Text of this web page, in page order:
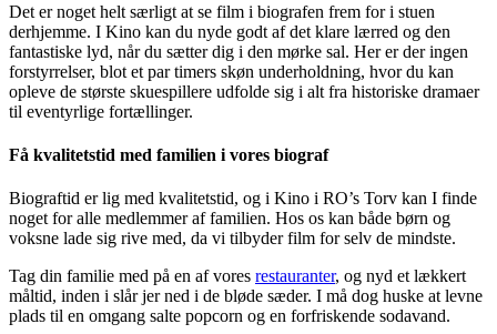
Det er noget helt særligt at se film i biografen frem for i stuen
derhjemme. I Kino kan du nyde godt af det klare lærred og den
fantastiske lyd, når du sætter dig i den mørke sal. Her er der ingen
forstyrrelser, blot et par timers skøn underholdning, hvor du kan
opleve de største skuespillere udfolde sig i alt fra historiske dramaer
til eventyrlige fortællinger.
Få kvalitetstid med familien i vores biograf
Biograftid er lig med kvalitetstid, og i Kino i RO’s Torv kan I finde
noget for alle medlemmer af familien. Hos os kan både børn og
voksne lade sig rive med, da vi tilbyder film for selv de mindste.
Tag din familie med på en af vores restauranter, og nyd et lækkert
måltid, inden i slår jer ned i de bløde sæder. I må dog huske at levne
plads til en omgang salte popcorn og en forfriskende sodavand.